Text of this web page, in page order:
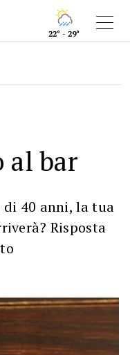
22° - 29°
al bar
di 40 anni, la tua
Risposta